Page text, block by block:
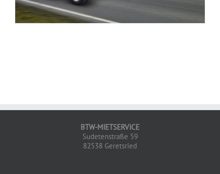
BTW-MIETSERVICE
Sudetenstraße 59
82538 Geretsried